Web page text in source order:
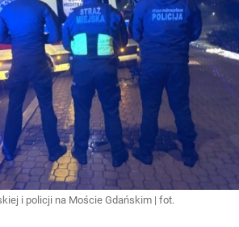
i policji na Moście Gdańskim | fot.